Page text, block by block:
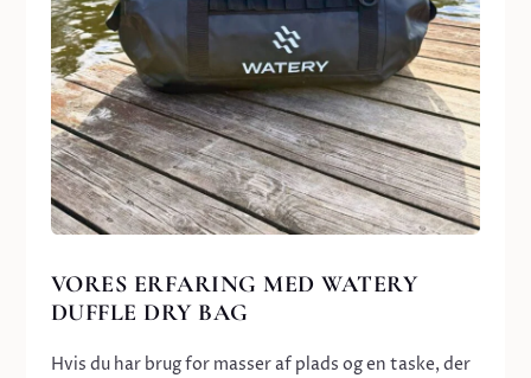
VORES ERFARING MED WATERY
DUFFLE DRY BAG
Hvis du har brug for masser af plads og en taske, der